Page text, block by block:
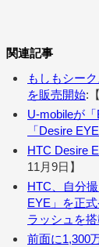
関連記事
もしもシー
を販売開始:
U-mobileが
「Desire
HTC Desire
11月9日】
HTC、自分
EYE」を正
ラッシュを搭
前面に1,300